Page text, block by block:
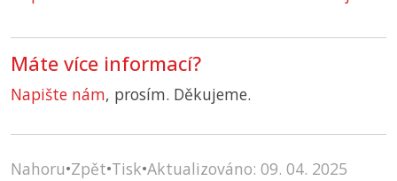
Máte více informací?
Napište nám, prosím. Děkujeme.
Nahoru•Zpět•Tisk•Aktualizováno: 09. 04. 2025